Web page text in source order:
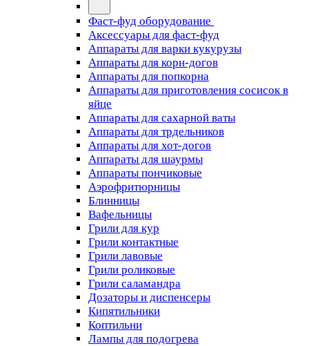
Фаст-фуд оборудование
Аксессуары для фаст-фуд
Аппараты для варки кукурузы
Аппараты для корн-догов
Аппараты для попкорна
Аппараты для приготовления сосисок в
яйце
Аппараты для сахарной ваты
Аппараты для трдельников
Аппараты для хот-догов
Аппараты для шаурмы
Аппараты пончиковые
Аэрофритюрницы
Блинницы
Вафельницы
Грили для кур
Грили контактные
Грили лавовые
Грили роликовые
Грили саламандра
Дозаторы и диспенсеры
Кипятильники
Коптильни
Лампы для подогрева